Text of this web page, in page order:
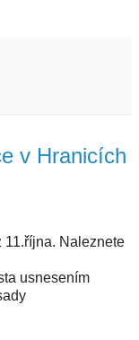
v Hranicích
11.října. Naleznete
usnesením